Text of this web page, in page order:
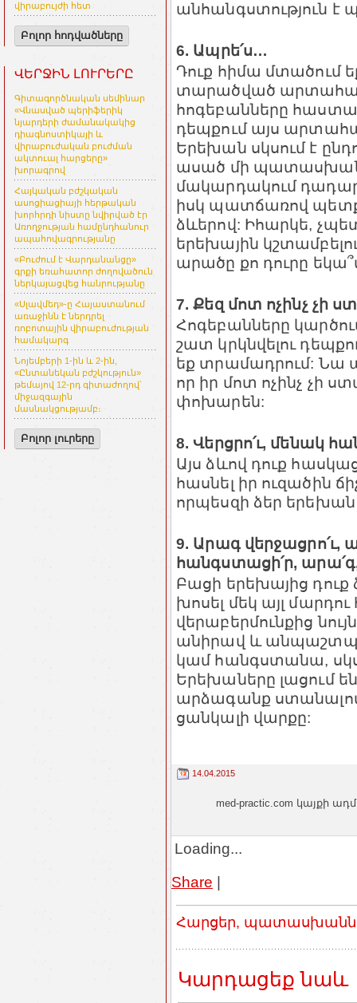
վիրաբույժի հետ
Բոլոր հոդվածները
ՎԵՐՋԻՆ ԼՈՒՐԵՐԸ
Գիտագործնական սեմինար
«Վնասված պերիֆերիկ
նյարդերի ժամանակակից
դիագնոստիկայի և
վիրաբուժական բուժման
ակտուալ հարցերը»
խորագրով
Հայկական բժշկական
ասոցիացիայի հերթական
խորհրդի նիստը նվիրված էր
Առողջության համընդհանուր
ապահովագրությանը
«Բուժում է Վարդանանցը»
գրքի եռահատոր ժողովածուն
ներկայացվեց հանրությանը
«Սլավմեդ»-ը Հայաստանում
առաջինն է ներդրել
ռոբոտային վիրաբուժության
համակարգ
Նոյեմբերի 1-ին և 2-ին,
«Ընտանեկան բժշկություն»
թեմայով 12-րդ գիտաժողով՝
միջազգային
մասնակցությամբ։
Բոլոր լուրերը
անհանգստություն է
6. Ապրե՛ս…
Դուք հիմա մտածում
տարածված
հոգեբանները
դեպքում այս
Երեխան սկսում է
ասած մի պատասխան
մակարդակում
իսկ պատճառով պետք
ձևերով: Իհարկե,
երեխային
արածը քո դուրը
7. Քեզ մոտ ոչինչ չի
Հոգեբանները
շատ կրկնվելու
եք տրամադրում: Նա
որ իր մոտ ոչինչ չի
փոխարեն:
8. Վերցրո՛ւ, մենակ
Այս ձևով դուք
հասնել իր ուզածին
որպեսզի ձեր երեխան
9. Արագ վերջացրո՛ւ,
հանգստացի՛ր,
Բացի երեխայից դուք
խոսել մեկ այլ
վերաբերմունքից
անիրավ և
կամ հանգստանա,
Երեխաները լացում
արձագանք ստանալով
ցանկալի վարքը:
14.04.2015
med-practic.com կայքի
Loading...
Share |
Հարցեր,
Կարդացեք նաև